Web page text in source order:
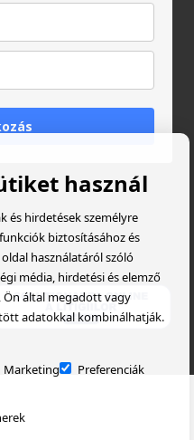
használ
és hirdetések személyre
biztosításához és
használatáról szóló
média, hirdetési és elemző
Ön által megadott vagy
adatokkal kombinálhatják.
Marketing Preferenciák